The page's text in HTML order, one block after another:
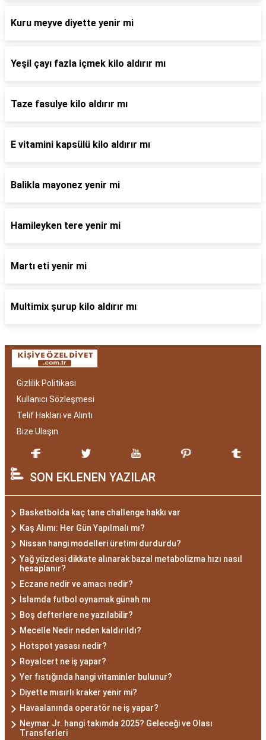
Kuru meyve diyette yenir mi
Yeşil çayı fazla içmek kilo aldırır mı
Taze fasulye kilo aldırır mı
E vitamini kapsülü kilo aldırır mı
Balikla mayonez yenir mi
Hamileyken tere yenir mi
Martı eti yenir mi
Multimix şurup kilo aldırır mı
Gizlilik Politikası
Kullanıcı Sözleşmesi
Telif Hakları ve Alıntı
Bize Ulaşın
SON EKLENEN YAZILAR
Basketbolda kaç tane challenge hakkı var
Kaş Alımı: Her Gün Yapılmalı mı?
Nissan hangi modelleri üretimi durdurdu?
Yağ yüzdesi dikkate alınarak bazal metabolizma hızı nasıl
hesaplanır?
Eczane nedir ve amacı nedir?
İslamda futbol oynamak günah mı
Boş defterlere ne yazılabilir?
Mecelle Nedir neden kaldırıldı?
Hotspot yasası nedir?
Royalcert ne iş yapar?
Yer fıstığında hangi vitaminler bulunur?
Diyette mısırlı kraker yenir mi?
Havaalanında operatör ne iş yapar?
Neymar Jr. hangi takımda 2025? Geleceği ve Olası
Transferleri